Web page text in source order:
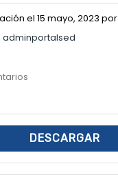
el 15 mayo, 2023 por
adminportalsed
DESCARGAR